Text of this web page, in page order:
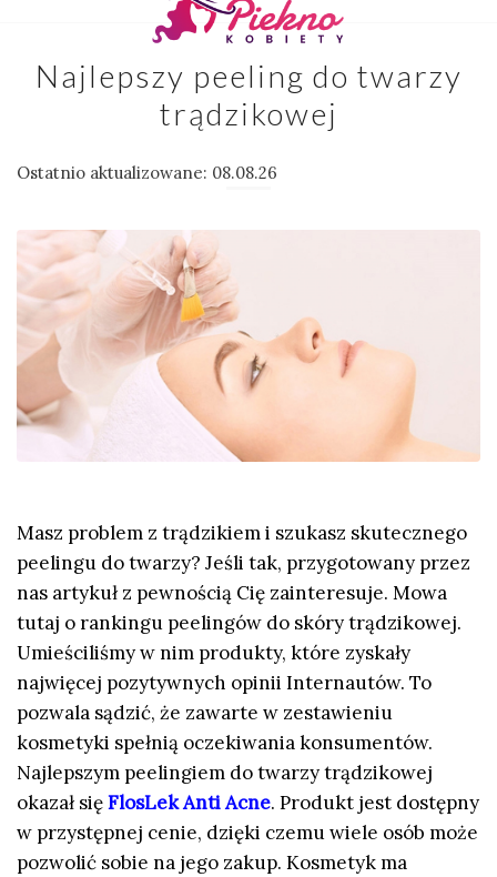
Najlepszy peeling do twarzy
trądzikowej
Ostatnio aktualizowane: 08.08.26
Masz problem z trądzikiem i szukasz skutecznego
peelingu do twarzy? Jeśli tak, przygotowany przez
nas artykuł z pewnością Cię zainteresuje. Mowa
tutaj o rankingu peelingów do skóry trądzikowej.
Umieściliśmy w nim produkty, które zyskały
najwięcej pozytywnych opinii Internautów. To
pozwala sądzić, że zawarte w zestawieniu
kosmetyki spełnią oczekiwania konsumentów.
Najlepszym peelingiem do twarzy trądzikowej
okazał sięFlosLek Anti Acne. Produkt jest dostępny
w przystępnej cenie, dzięki czemu wiele osób może
pozwolić sobie na jego zakup. Kosmetyk ma